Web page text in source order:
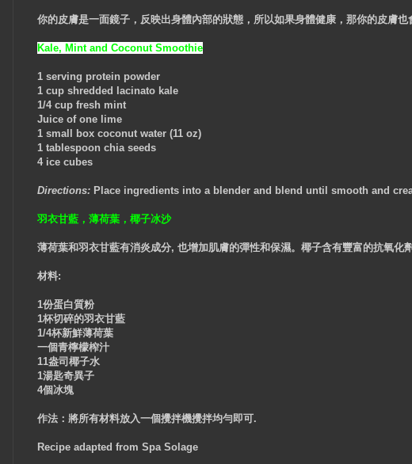
你的皮膚是一面鏡子，反映出身體內部的狀態，所以如果身體健康，那你的皮膚也
Kale, Mint and Coconut Smoothie
1 serving protein powder
1 cup shredded lacinato kale
1/4 cup fresh mint
Juice of one lime
1 small box coconut water (11 oz)
1 tablespoon chia seeds
4 ice cubes
Directions: Place ingredients into a blender and blend until smooth and
羽衣甘藍，薄荷葉，椰子冰沙
薄荷葉和羽衣甘藍有消炎成分, 也增加肌膚的彈性和保濕。椰子含有豐富的抗氧化
材料:
1份蛋白質​​粉
1杯切碎的羽衣甘藍
1/4杯新鮮薄荷葉
一個青檸檬榨汁
11盎司椰子水
1湯匙奇異子
4個冰塊
作法：將所有材料放入一個攪拌機攪拌均勻即可.
Recipe adapted from Spa Solage